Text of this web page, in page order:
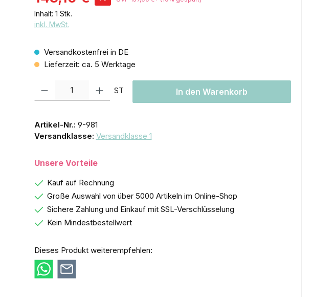
Inhalt: 1 Stk.
inkl. MwSt.
Versandkostenfrei in DE
Lieferzeit: ca. 5 Werktage
Produkt Anzahl: Gib den gewünschten Wert ein oder benutze die Schaltflächen
ST In den Warenkorb
Artikel-Nr.: 9-981
Versandklasse: Versandklasse 1
Unsere Vorteile
Kauf auf Rechnung
Große Auswahl von über 5000 Artikeln im Online-Shop
Sichere Zahlung und Einkauf mit SSL-Verschlüsselung
Kein Mindestbestellwert
Dieses Produkt weiterempfehlen: